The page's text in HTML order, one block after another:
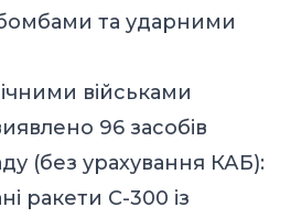
та ударними
військами
96 засобів
(без урахування КАБ):
ракети С-300 із